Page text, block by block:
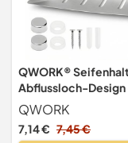
QWORK®
Abflussloch-Design
Edelstahl 304 -
Seifenschale für
Badezimmer &
QWORK
7,14 € 7,45 €